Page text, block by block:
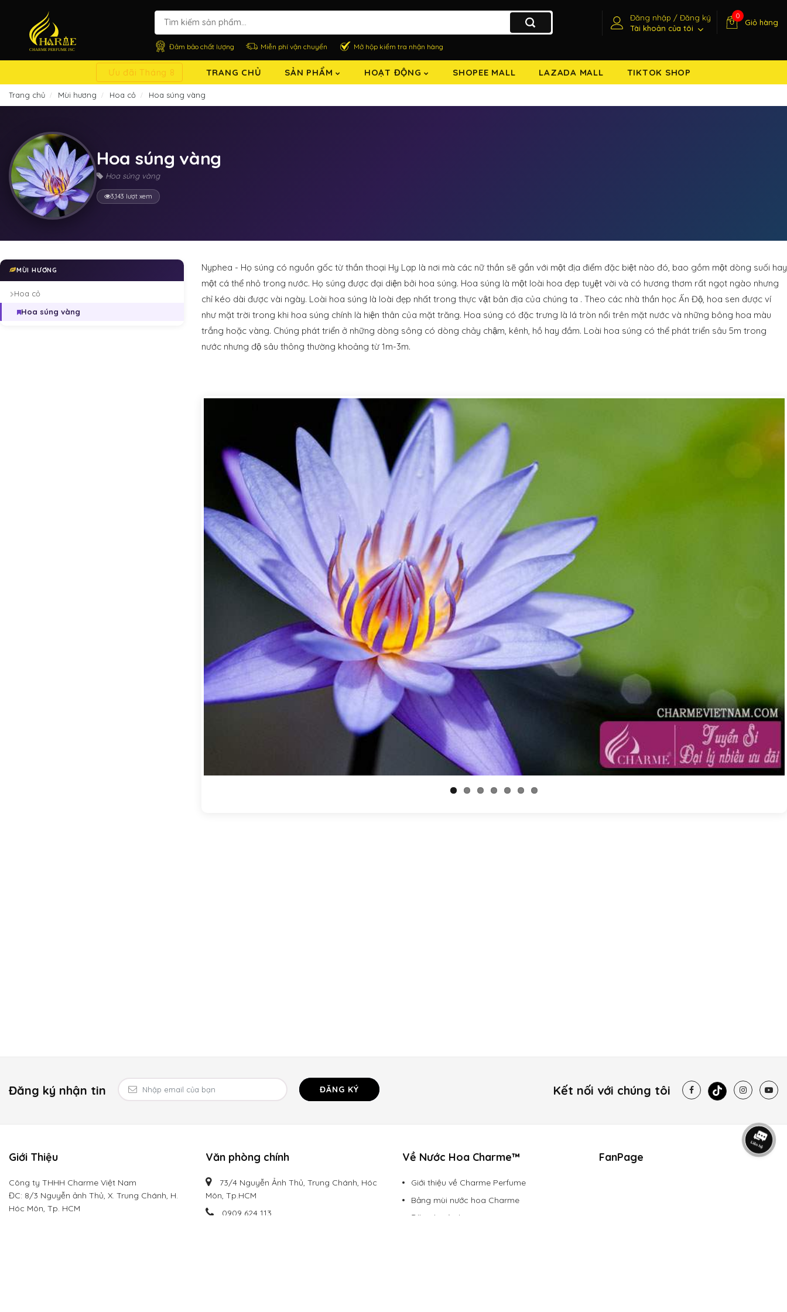
Đảm bảo chất lượng Miễn phí vận chuyển Mở hộp kiểm tra nhận hàng
Đăng nhập / Đăng ký
Tài khoản của tôi
0
Giỏ hàng
Ưu đãi Tháng 8 TRANG CHỦ SẢN PHẨM HOẠT ĐỘNG SHOPEE MALL LAZADA MALL TIKTOK SHOP
Trang chủ Mùi hương Hoa cỏ Hoa súng vàng
Hoa súng vàng
Hoa súng vàng
3,143 lượt xem
MÙI HƯƠNG
Hoa cỏ
Hoa súng vàng
Nyphea - Họ súng có nguồn gốc từ thần thoại Hy Lạp là nơi mà các nữ thần sẽ gắn với một địa điểm đặc biệt nào đó, bao gồm một dòng suối hay
một cá thể nhỏ trong nước. Họ súng được đại diện bởi hoa súng. Hoa súng là một loài hoa đẹp tuyệt vời và có hương thơm rất ngọt ngào nhưng
chỉ kéo dài được vài ngày. Loài hoa súng là loài đẹp nhất trong thực vật bản địa của chúng ta . Theo các nhà thần học Ấn Độ, hoa sen được ví
như mặt trời trong khi hoa súng chính là hiện thân của mặt trăng. Hoa súng có đặc trưng là lá tròn nổi trên mặt nước và những bông hoa màu
trắng hoặc vàng. Chúng phát triển ở những dòng sông có dòng chảy chậm, kênh, hồ hay đầm. Loài hoa súng có thể phát triển sâu 5m trong
nước nhưng độ sâu thông thường khoảng từ 1m-3m.
Đăng ký nhận tin ĐĂNG KÝ Kết nối với chúng tôi
Giới Thiệu
Công ty THHH Charme Việt Nam
ĐC: 8/3 Nguyễn ảnh Thủ, X. Trung Chánh, H.
Hóc Môn, Tp. HCM
Văn phòng chính
73/4 Nguyễn Ảnh Thủ, Trung Chánh, Hóc
Môn, Tp.HCM
0909 624 113
Về Nước Hoa Charme™
Giới thiệu về Charme Perfume
Bảng mùi nước hoa Charme
Đăng ký đại lý
FanPage